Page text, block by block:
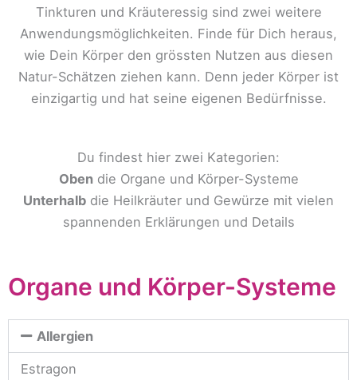
Tinkturen und Kräuteressig sind zwei weitere
Anwendungsmöglichkeiten. Finde für Dich heraus,
wie Dein Körper den grössten Nutzen aus diesen
Natur-Schätzen ziehen kann. Denn jeder Körper ist
einzigartig und hat seine eigenen Bedürfnisse.
Du findest hier zwei Kategorien:
Obendie Organe und Körper-Systeme
Unterhalb die Heilkräuter und Gewürze mit vielen
spannenden Erklärungen und Details
Organe und Körper-Systeme
Allergien
Estragon